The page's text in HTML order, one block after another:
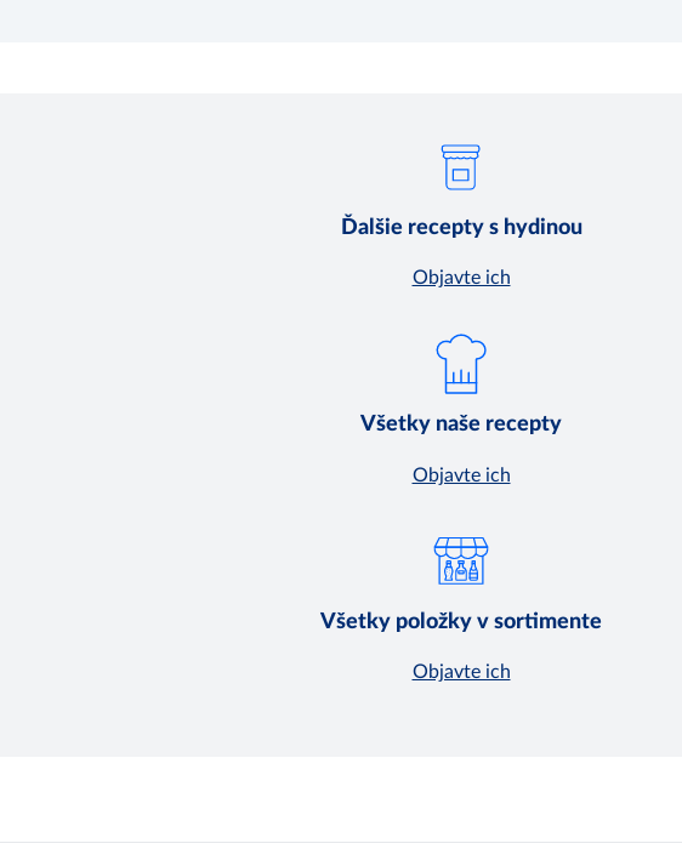
Ďalšie recepty s hydinou
Objavte ich
Všetky naše recepty
Objavte ich
Všetky položky v sortimente
Objavte ich